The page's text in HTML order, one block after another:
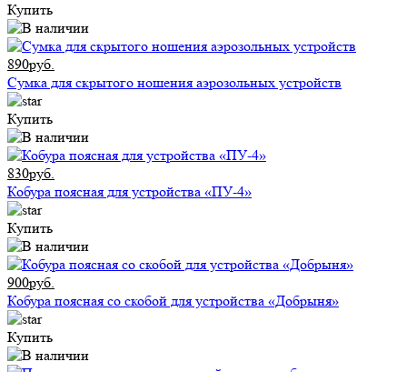
Купить
890руб.
Сумка для скрытого ношения аэрозольных устройств
Купить
830руб.
Кобура поясная для устройства «ПУ-4»
Купить
900руб.
Кобура поясная со скобой для устройства «Добрыня»
Купить